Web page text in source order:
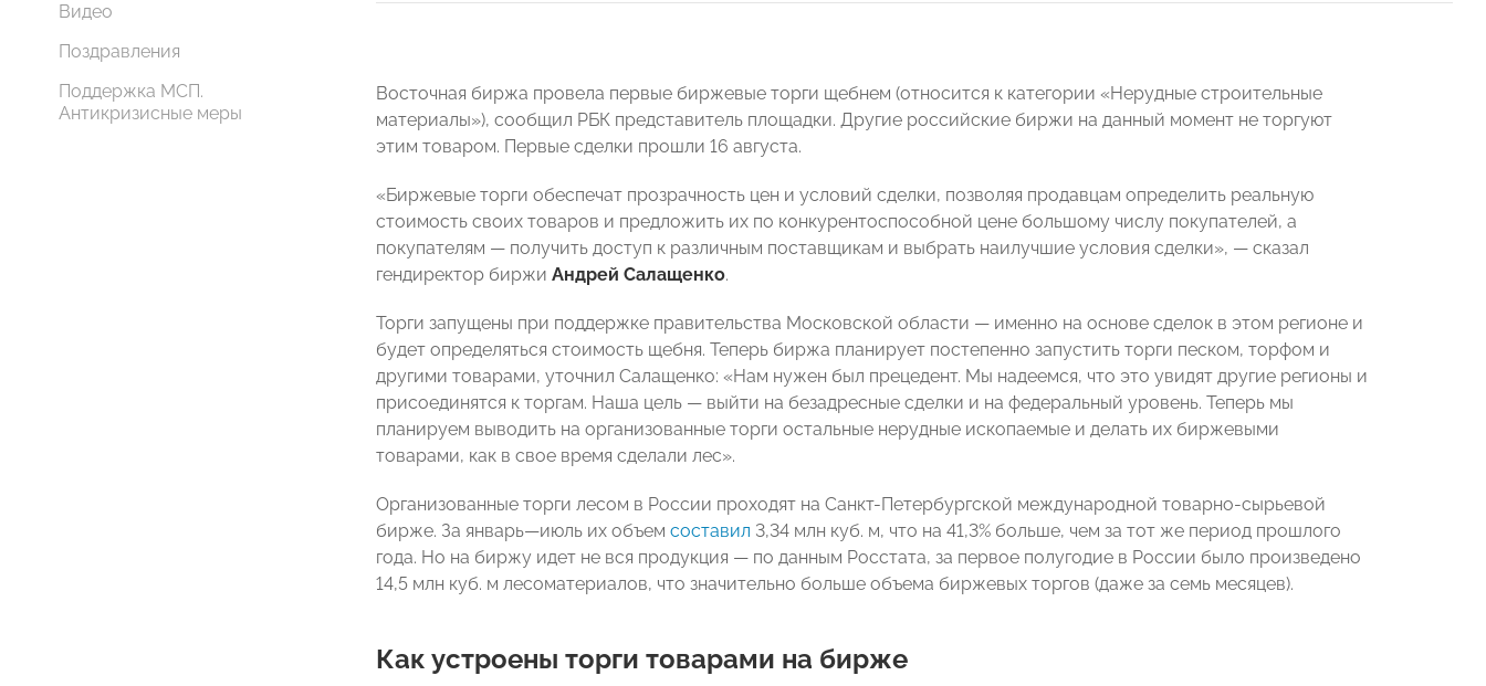
Видео
Поздравления
Поддержка МСП.
Антикризисные меры
Восточная биржа провела первые биржевые торги щебнем (относится к категории «Нерудные строительные
материалы»), сообщил РБК представитель площадки. Другие российские биржи на данный момент не торгуют
этим товаром. Первые сделки прошли 16 августа.
«Биржевые торги обеспечат прозрачность цен и условий сделки, позволяя продавцам определить реальную
стоимость своих товаров и предложить их по конкурентоспособной цене большому числу покупателей, а
покупателям — получить доступ к различным поставщикам и выбрать наилучшие условия сделки», — сказал
гендиректор биржи Андрей Салащенко.
Торги запущены при поддержке правительства Московской области — именно на основе сделок в этом регионе и
будет определяться стоимость щебня. Теперь биржа планирует постепенно запустить торги песком, торфом и
другими товарами, уточнил Салащенко: «Нам нужен был прецедент. Мы надеемся, что это увидят другие регионы и
присоединятся к торгам. Наша цель — выйти на безадресные сделки и на федеральный уровень. Теперь мы
планируем выводить на организованные торги остальные нерудные ископаемые и делать их биржевыми
товарами, как в свое время сделали лес».
Организованные торги лесом в России проходят на Санкт-Петербургской международной товарно-сырьевой
бирже. За январь—июль их объем составил 3,34 млн куб. м, что на 41,3% больше, чем за тот же период прошлого
года. Но на биржу идет не вся продукция — по данным Росстата, за первое полугодие в России было произведено
14,5 млн куб. м лесоматериалов, что значительно больше объема биржевых торгов (даже за семь месяцев).
Как устроены торги товарами на бирже